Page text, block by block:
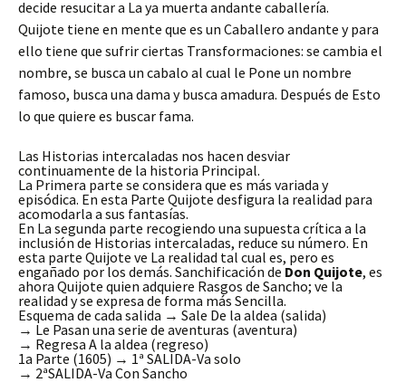
decide resucitar a La ya muerta andante caballería.
Quijote tiene en mente que es un Caballero andante y para
ello tiene que sufrir ciertas Transformaciones: se cambia el
nombre, se busca un cabalo al cual le Pone un nombre
famoso, busca una dama y busca amadura. Después de Esto
lo que quiere es buscar fama.
Las Historias intercaladas nos hacen desviar
continuamente de la historia Principal.
La Primera parte se considera que es más variada y
episódica. En esta Parte Quijote desfigura la realidad para
acomodarla a sus fantasías.
En La segunda parte recogiendo una supuesta crítica a la
inclusión de Historias intercaladas, reduce su número. En
esta parte Quijote ve La realidad tal cual es, pero es
engañado por los demás. Sanchificación de Don Quijote, es
ahora Quijote quien adquiere Rasgos de Sancho; ve la
realidad y se expresa de forma más Sencilla.
Esquema de cada salida → Sale De la aldea (salida)
→ Le Pasan una serie de aventuras (aventura)
→ Regresa A la aldea (regreso)
1a Parte (1605) → 1ª SALIDA-Va solo
→ 2ªSALIDA-Va Con Sancho